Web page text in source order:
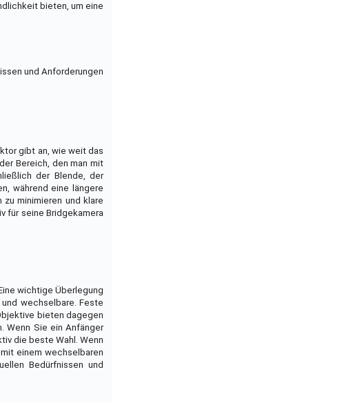
bieten, um eine
und Anforderungen
gibt an, wie weit das
Bereich, den man mit
der Blende, der
während eine längere
minimieren und klare
für seine Bridgekamera
wichtige Überlegung
wechselbare. Feste
bieten dagegen
Wenn Sie ein Anfänger
die beste Wahl. Wenn
einem wechselbaren
Bedürfnissen und